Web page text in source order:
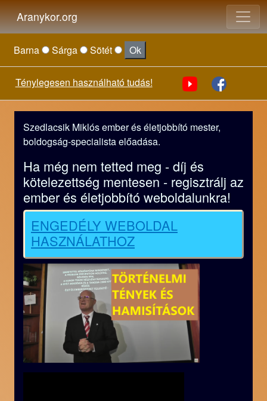
Aranykor.org
Barna Sárga Sötét Ok
Ténylegesen használható tudás!
Szedlacsik Miklós ember és életjobbító mester,
boldogság-specialista előadása.
Ha még nem tetted meg - díj és
kötelezettség mentesen - regisztrálj az
ember és életjobbító weboldalunkra!
ENGEDÉLY WEBOLDAL
HASZNÁLATHOZ